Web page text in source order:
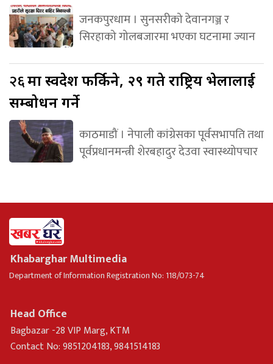
जनकपुरधाम । सुनसरीको देवानगञ्ज र
सिरहाको गोलबजारमा भएका घटनामा ज्यान
२६मा स्वदेश फर्किने, २९ गते राष्ट्रिय भेलालाई
सम्बोधन गर्ने
काठमाडौं । नेपाली कांग्रेसका पूर्वसभापति तथा
पूर्वप्रधानमन्त्री शेरबहादुर देउवा स्वास्थ्योपचार
Khabarghar Multimedia
Department of Information Registration No: 118/073-74
Head Office
Bagbazar -28 VIP Marg, KTM
Contact No: 9851204183, 9841514183